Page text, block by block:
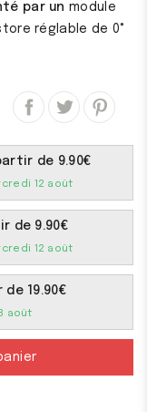
par un module
réglable de 0°
de 9.90€
12 août
de 9.90€
12 août
19.90€
août